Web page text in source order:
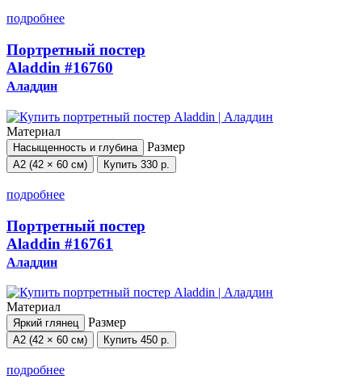
подробнее
Портретный постер
Aladdin #16760
Аладдин
Материал
Насыщенность и глубина Размер
А2 (42 × 60 см) Купить 330 р.
подробнее
Портретный постер
Aladdin #16761
Аладдин
Материал
Яркий глянец Размер
А2 (42 × 60 см) Купить 450 р.
подробнее